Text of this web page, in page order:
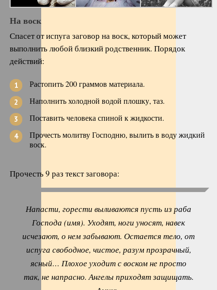
На воск
Спасет от испуга заговор на воск, который может
выполнить любой близкий родственник. Порядок
действий:
Растопить 200 граммов материала.
Наполнить холодной водой плошку, таз.
Поставить человека спиной к жидкости.
Прочесть молитву Господню, вылить в воду жидкий
воск.
Прочесть 9 раз текст заговора:
Напасти, горести выливаются пусть из раба
Господа (имя). Уходят, ноги уносят, навек
исчезают, о нем забывают. Остается тело, от
испуга свободное, чистое, разум прозрачный,
ясный… Плохое уходит с воском не просто
так, не напрасно. Ангелы приходят защищать.